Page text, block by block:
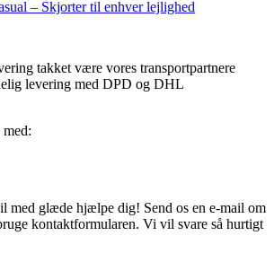
– Skjorter til enhver lejlighed
takket være vores transportpartnere
levering med DPD og DHL
med glæde hjælpe dig! Send os en e-mail om
kontaktformularen. Vi vil svare så hurtigt